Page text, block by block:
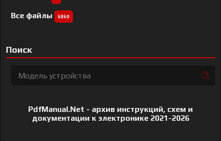
Все файлы 6860
Поиск
PdfManual.Net - архив инструкций, схем и
документации к электронике 2021-2026